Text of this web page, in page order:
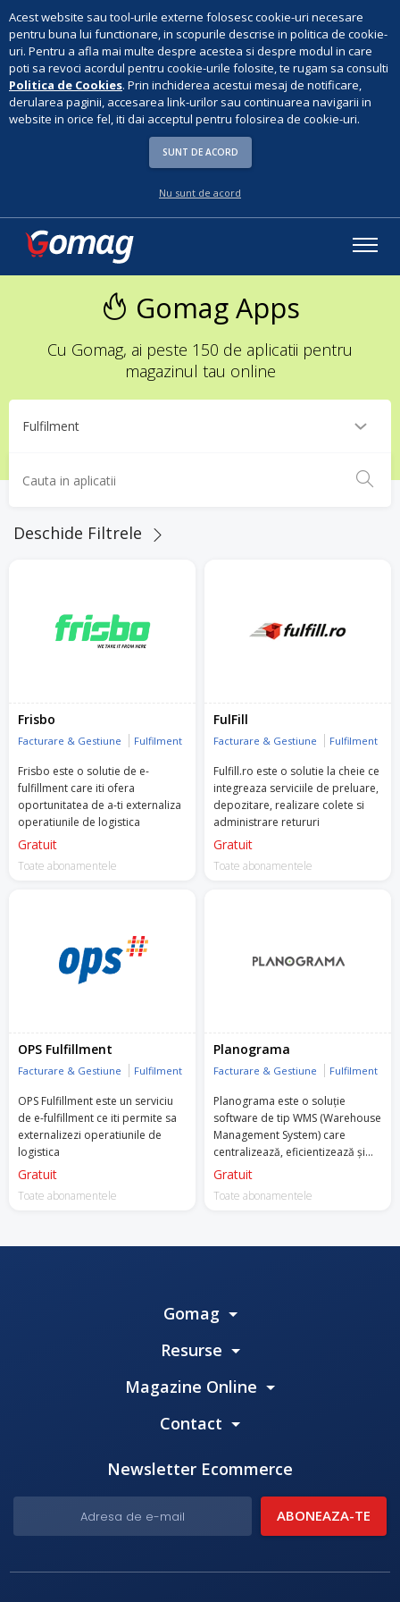
Acest website sau tool-urile externe folosesc cookie-uri necesare
pentru buna lui functionare, in scopurile descrise in politica de cookie-
uri. Pentru a afla mai multe despre acestea si despre modul in care
poti sa revoci acordul pentru cookie-urile folosite, te rugam sa consulti
Politica de Cookies. Prin inchiderea acestui mesaj de notificare,
derularea paginii, accesarea link-urilor sau continuarea navigarii in
website in orice fel, iti dai acceptul pentru folosirea de cookie-uri.
SUNT DE ACORD
Nu sunt de acord
Gomag Apps
Cu Gomag, ai peste 150 de aplicatii pentru
magazinul tau online
Deschide Filtrele
Frisbo
Facturare & Gestiune Fulfilment
Frisbo este o solutie de e-
fulfillment care iti ofera
oportunitatea de a-ti externaliza
operatiunile de logistica
Gratuit
Toate abonamentele
FulFill
Facturare & Gestiune Fulfilment
Fulfill.ro este o solutie la cheie ce
integreaza serviciile de preluare,
depozitare, realizare colete si
administrare retururi
Gratuit
Toate abonamentele
OPS Fulfillment
Facturare & Gestiune Fulfilment
OPS Fulfillment este un serviciu
de e-fulfillment ce iti permite sa
externalizezi operatiunile de
logistica
Gratuit
Toate abonamentele
Planograma
Facturare & Gestiune Fulfilment
Planograma este o soluție
software de tip WMS (Warehouse
Management System) care
centralizează, eficientizează și
automatizează activitățile de
producție.
Gratuit
Toate abonamentele
Gomag
Resurse
Magazine Online
Contact
Newsletter Ecommerce